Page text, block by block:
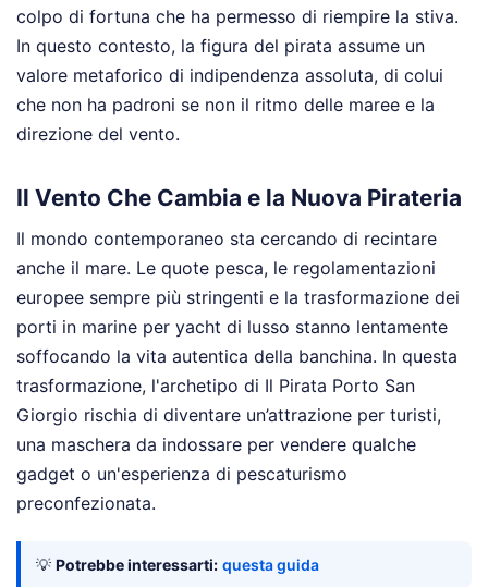
colpo di fortuna che ha permesso di riempire la stiva.
In questo contesto, la figura del pirata assume un
valore metaforico di indipendenza assoluta, di colui
che non ha padroni se non il ritmo delle maree e la
direzione del vento.
Il Vento Che Cambia e la Nuova Pirateria
Il mondo contemporaneo sta cercando di recintare
anche il mare. Le quote pesca, le regolamentazioni
europee sempre più stringenti e la trasformazione dei
porti in marine per yacht di lusso stanno lentamente
soffocando la vita autentica della banchina. In questa
trasformazione, l'archetipo di Il Pirata Porto San
Giorgio rischia di diventare un’attrazione per turisti,
una maschera da indossare per vendere qualche
gadget o un'esperienza di pescaturismo
preconfezionata.
💡 Potrebbe interessarti: questa guida